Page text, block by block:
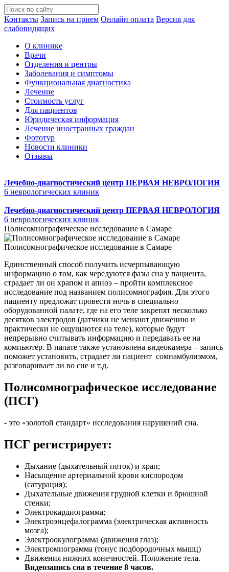
Контакты Запись на прием Онлайн оплата Версия для
слабовидящих
О клинике
Врачи
Отделения и центры
Заболевания и симптомы
Функциональная диагностика
Лечение
Стоимость услуг
Для пациентов
Юридическая информация
Лечение иностранных граждан
Фототур
Новости клиники
Отзывы
Лечебно-диагностический центр ПЕРВАЯ НЕВРОЛОГИЯ
6 неврологических клиник
Лечебно-диагностический центр ПЕРВАЯ НЕВРОЛОГИЯ
6 неврологических клиник
Полисомнографическое исследование в Самаре
Полисомнографическое исследование в Самаре
Единственный способ получить исчерпывающую
информацию о том, как чередуются фазы сна у пациента,
страдает ли он храпом и апноэ – пройти комплексное
исследование под названием полисомнография. Для этого
пациенту предложат провести ночь в специально
оборудованной палате, где на его теле закрепят несколько
десятков электродов (датчики не мешают движению и
практически не ощущаются на теле), которые будут
непрерывно считывать информацию и передавать ее на
компьютер. В палате также установлена видеокамера – запись
поможет установить, страдает ли пациент сомнамбулизмом,
разговаривает ли во сне и т.д.
Полисомнографическое исследование
(ПСГ)
- это «золотой стандарт» исследования нарушений сна.
ПСГ регистрирует:
Дыхание (дыхательный поток) и храп;
Насыщение артериальной крови кислородом
(сатурация);
Дыхательные движения грудной клетки и брюшной
стенки;
Электрокардиограмма;
Электроэнцефалограмма (электрическая активность
мозга);
Электроокулограмма (движения глаз);
Электромиограмма (тонус подбородочных мышц)
Движения нижних конечностей. Положение тела.
Видеозапись сна в течение 8 часов.